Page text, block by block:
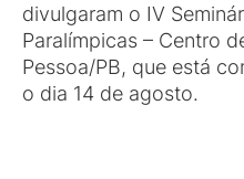
divulgaram o IV
Paralímpicas – Centro
Pessoa/PB, que está
o dia 14 de agosto.